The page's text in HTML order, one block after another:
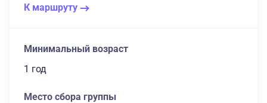
К маршруту
Минимальный возраст
1 год
Место сбора группы